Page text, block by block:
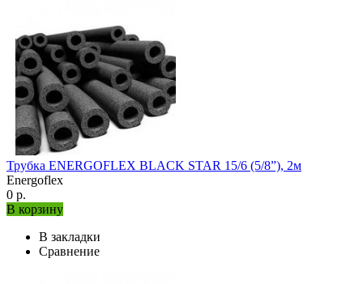
Трубка ENERGOFLEX BLACK STAR 15/6 (5/8”), 2м
Energoflex
0 р.
В корзину
В закладки
Сравнение